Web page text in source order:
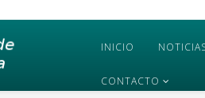
INICIO
CONTACTO